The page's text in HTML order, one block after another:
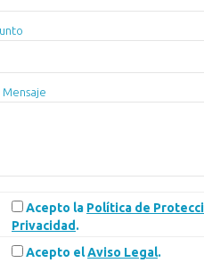
Mensaje
Acepto la Política de
Privacidad .
Acepto elAviso Legal.